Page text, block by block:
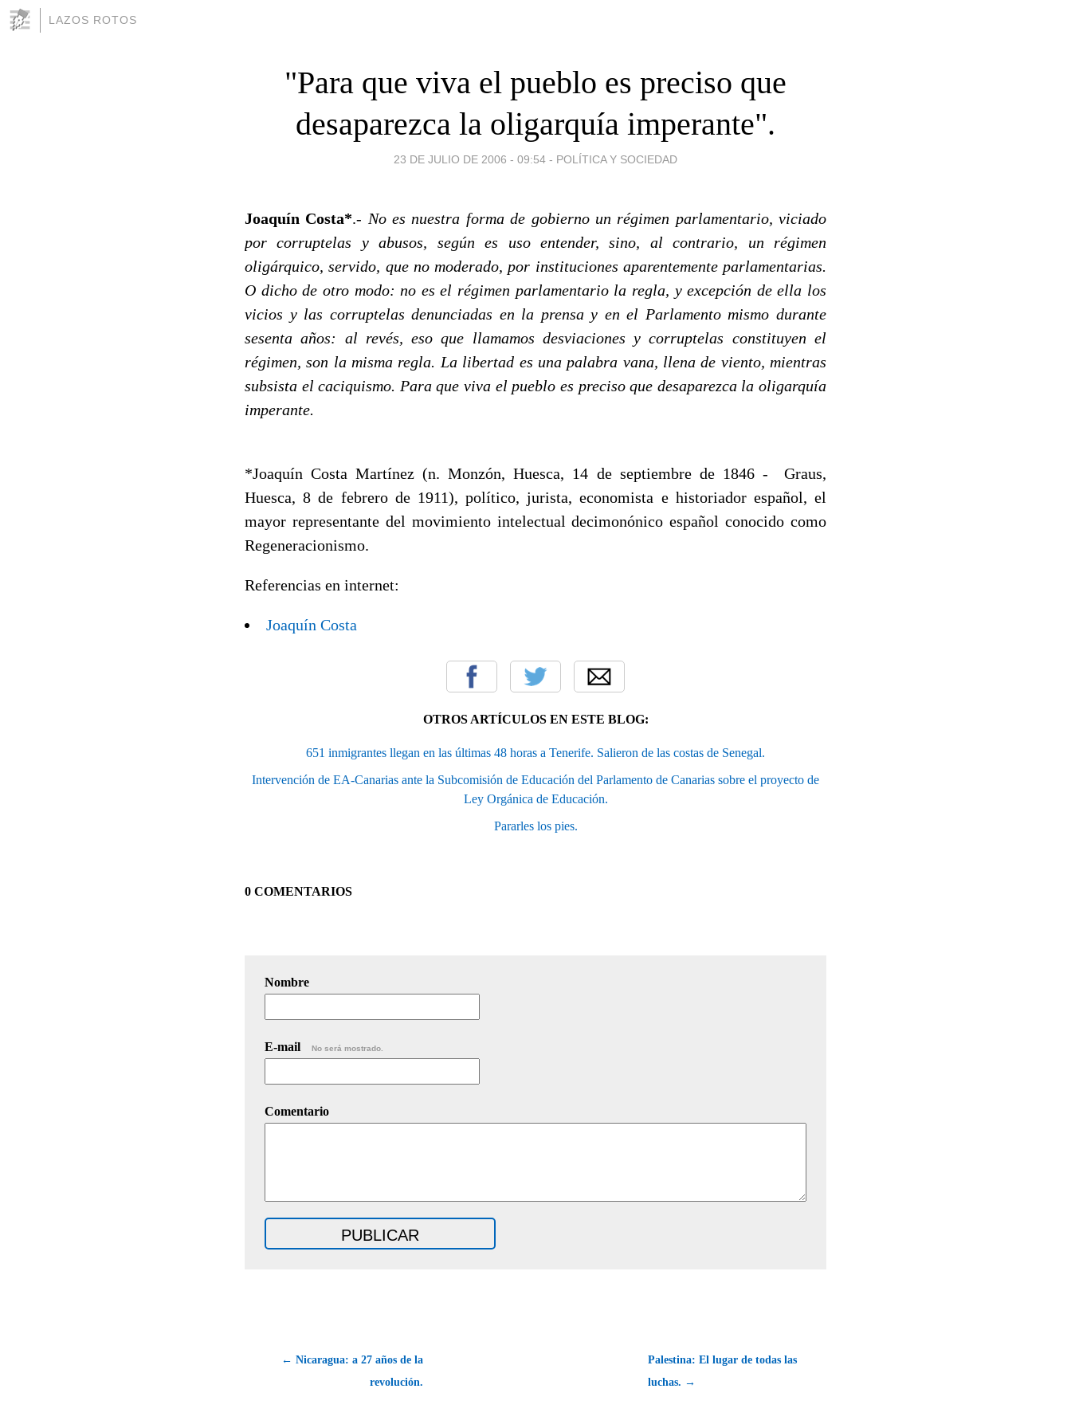
LAZOS ROTOS
"Para que viva el pueblo es preciso que
desaparezca la oligarquía imperante".
23 DE JULIO DE 2006 - 09:54 - POLÍTICA Y SOCIEDAD
Joaquín Costa*.- No es nuestra forma de gobierno un régimen parlamentario, viciado
por corruptelas y abusos, según es uso entender, sino, al contrario, un régimen
oligárquico, servido, que no moderado, por instituciones aparentemente parlamentarias.
O dicho de otro modo: no es el régimen parlamentario la regla, y excepción de ella los
vicios y las corruptelas denunciadas en la prensa y en el Parlamento mismo durante
sesenta años: al revés, eso que llamamos desviaciones y corruptelas constituyen el
régimen, son la misma regla. La libertad es una palabra vana, llena de viento, mientras
subsista el caciquismo. Para que viva el pueblo es preciso que desaparezca la oligarquía
imperante.
*Joaquín Costa Martínez (n. Monzón, Huesca, 14 de septiembre de 1846 -  Graus,
Huesca, 8 de febrero de 1911), político, jurista, economista e historiador español, el
mayor representante del movimiento intelectual decimonónico español conocido como
Regeneracionismo.
Referencias en internet:
Joaquín Costa
OTROS ARTÍCULOS EN ESTE BLOG:
651 inmigrantes llegan en las últimas 48 horas a Tenerife. Salieron de las costas de Senegal.
Intervención de EA-Canarias ante la Subcomisión de Educación del Parlamento de Canarias sobre el proyecto de
Ley Orgánica de Educación.
Pararles los pies.
0 COMENTARIOS
Nombre
E-mail No será mostrado.
Comentario
← Nicaragua: a 27 años de la
revolución.
Palestina: El lugar de todas las
luchas. →